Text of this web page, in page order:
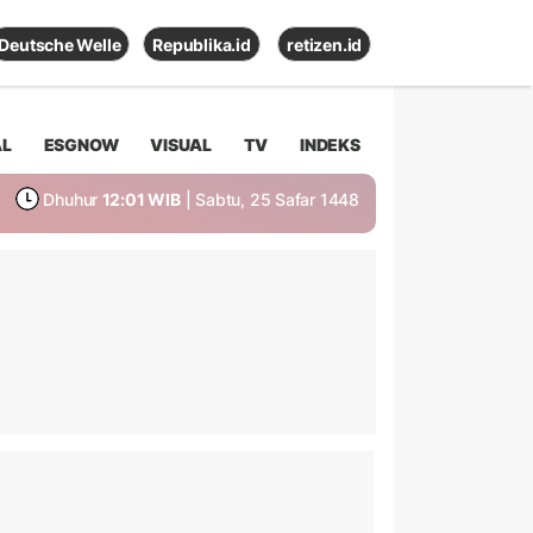
Deutsche Welle Republika.id retizen.id
ESGNOW VISUAL TV INDEKS
Dhuhur 12:01 WIB | Sabtu, 25 Safar 1448